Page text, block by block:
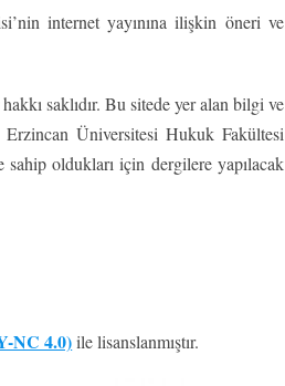
internet yayınına ilişkin öneri ve
saklıdır. Bu sitede yer alan bilgi ve
Erzincan Üniversitesi Hukuk Fakültesi
oldukları için dergilere yapılacak
NC 4.0)ile lisanslanmıştır.